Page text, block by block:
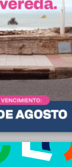
municipal recibió
mantenimiento del
de la fe de
pensionados
en Córdoba ratificó que
por más del 3%